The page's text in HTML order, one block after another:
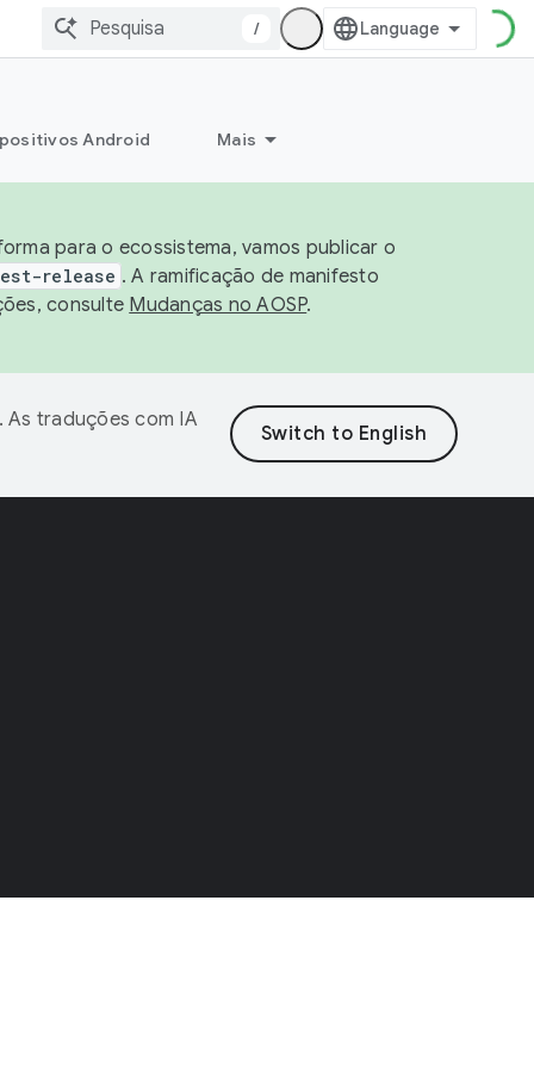
/
Android Mais
para o ecossistema, vamos publicar o
release . A ramificação de manifesto
consulte Mudanças no AOSP.
traduções com IA